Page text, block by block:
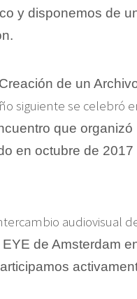
y disponemos de
de un
siguiente se celebró
que
en octubre de
audiovisual
de Amsterdam